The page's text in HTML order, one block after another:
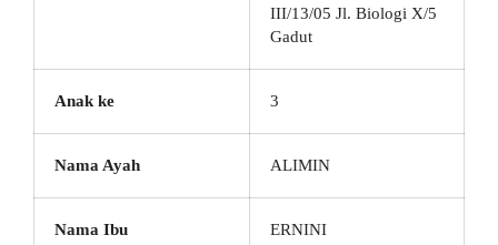
III/13/05 Jl. Biologi X/5
Gadut
Anak ke 3
Nama Ayah ALIMIN
Nama Ibu ERNINI